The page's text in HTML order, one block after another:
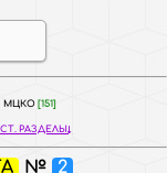
МЦКО [151]
РАЗДЕЛЫ
№
2